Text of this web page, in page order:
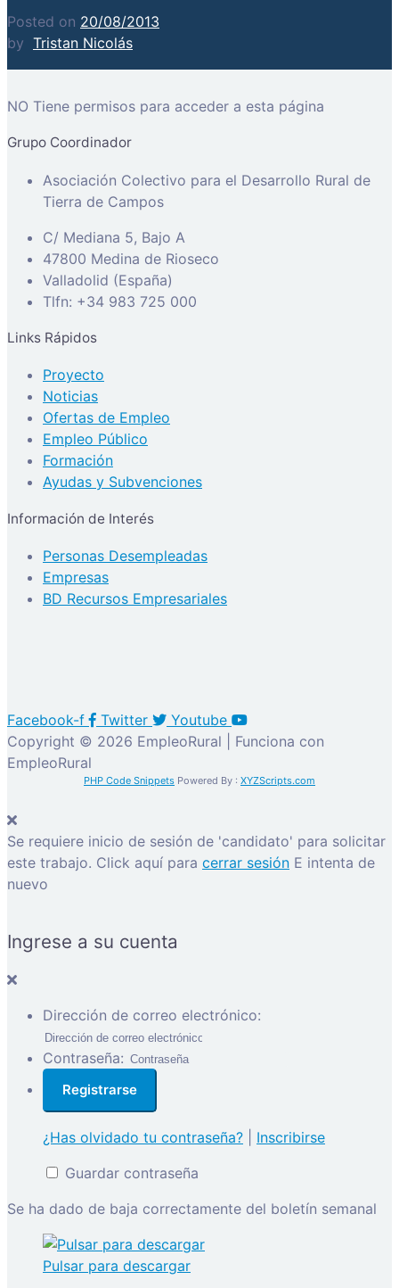
Posted on 20/08/2013
by Tristan Nicolás
NO Tiene permisos para acceder a esta página
Grupo Coordinador
Asociación Colectivo para el Desarrollo Rural de
Tierra de Campos
C/ Mediana 5, Bajo A
47800 Medina de Rioseco
Valladolid (España)
Tlfn: +34 983 725 000
Links Rápidos
Proyecto
Noticias
Ofertas de Empleo
Empleo Público
Formación
Ayudas y Subvenciones
Información de Interés
Personas Desempleadas
Empresas
BD Recursos Empresariales
Facebook-f Twitter
Youtube
Copyright © 2026 EmpleoRural | Funciona con
EmpleoRural
PHP Code Snippets Powered By : XYZScripts.com
Se requiere inicio de sesión de 'candidato' para solicitar
este trabajo. Click aquí para cerrar sesión E intenta de
nuevo
Ingrese a su cuenta
Dirección de correo electrónico:
Contraseña:
¿Has olvidado tu contraseña?
Inscribirse
Guardar contraseña
Se ha dado de baja correctamente del boletín semanal
Pulsar para descargar